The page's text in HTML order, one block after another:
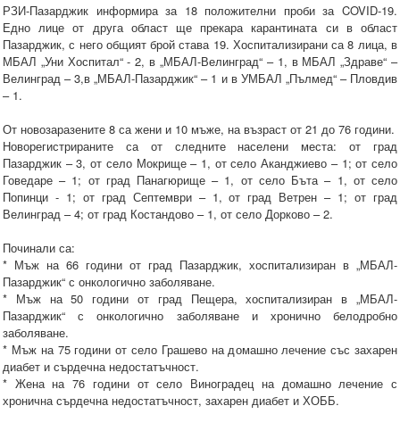
РЗИ-Пазарджик информира за 18 положителни проби за COVID-19.
Едно лице от друга област ще прекара карантината си в област
Пазарджик, с него общият брой става 19. Хоспитализирани са 8 лица, в
МБАЛ „Уни Хоспитал“ - 2, в „МБАЛ-Велинград“ – 1, в МБАЛ „Здраве“ –
Велинград – 3,в „МБАЛ-Пазарджик“ – 1 и в УМБАЛ „Пълмед“ – Пловдив
– 1.
От новозаразените 8 са жени и 10 мъже, на възраст от 21 до 76 години.
Новорегистрираните са от следните населени места: от град
Пазарджик – 3, от село Мокрище – 1, от село Аканджиево – 1; от село
Говедаре – 1; от град Панагюрище – 1, от село Бъта – 1, от село
Попинци - 1; от град Септември – 1, от град Ветрен – 1; от град
Велинград – 4; от град Костандово – 1, от село Дорково – 2.
Починали са:
* Мъж на 66 години от град Пазарджик, хоспитализиран в „МБАЛ-
Пазарджик“ с онкологично заболяване.
* Мъж на 50 години от град Пещера, хоспитализиран в „МБАЛ-
Пазарджик“ с онкологично заболяване и хронично белодробно
заболяване.
* Мъж на 75 години от село Грашево на домашно лечение със захарен
диабет и сърдечна недостатъчност.
* Жена на 76 години от село Виноградец на домашно лечение с
хронична сърдечна недостатъчност, захарен диабет и ХОББ.